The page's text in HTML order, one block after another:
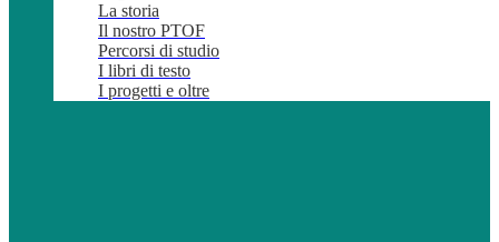
La storia
Il nostro PTOF
Percorsi di studio
I libri di testo
I progetti e oltre